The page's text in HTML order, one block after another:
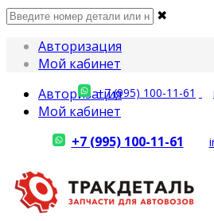
✖
Авторизация
Мой кабинет
+7 (995) 100-11-61
Авторизация
Мой кабинет
+7 (995) 100-11-61